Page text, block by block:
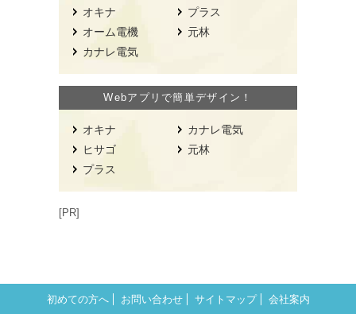
オキナ
オーム電機
カナレ電気
プラス
元林
Webアプリで簡単デザイン！
オキナ
ヒサゴ
プラス
カナレ電気
元林
[PR]
初めての方へ お問い合わせ サイトマップ 会社案内